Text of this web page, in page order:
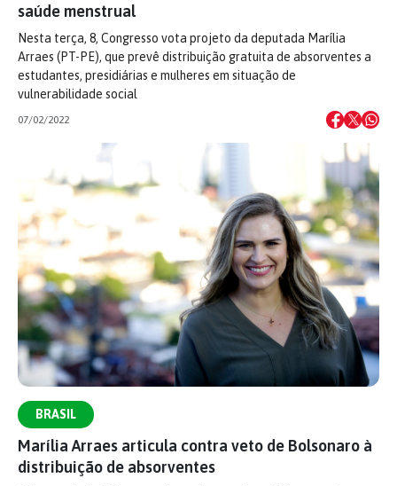
saúde menstrual
Nesta terça, 8, Congresso vota projeto da deputada Marília
Arraes (PT-PE), que prevê distribuição gratuita de absorventes a
estudantes, presidiárias e mulheres em situação de
vulnerabilidade social
07/02/2022
BRASIL
Marília Arraes articula contra veto de Bolsonaro à
distribuição de absorventes